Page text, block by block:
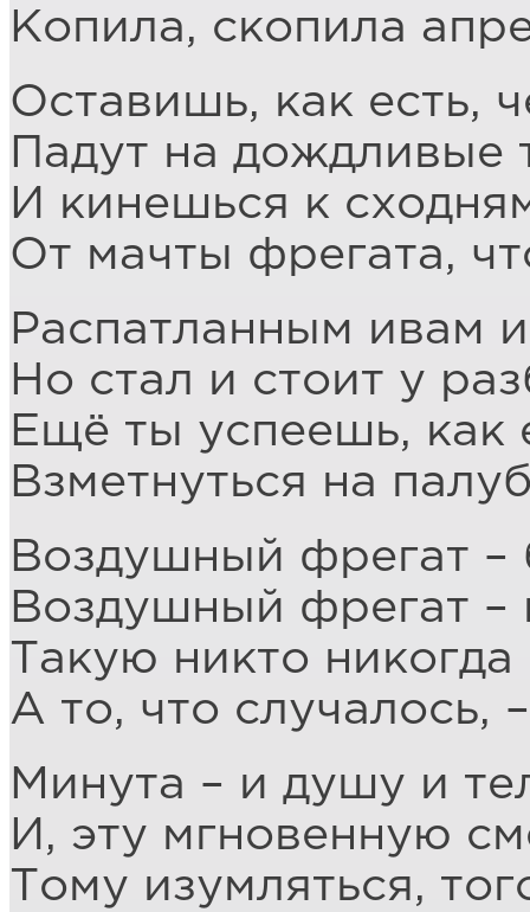
Копила, скопила
Оставишь, как есть,
Падут на дождливые
И кинешься к
От мачты фрегата,
Распатланным ивам
Но стал и стоит у
Ещё ты успеешь, как
Взметнуться на
Воздушный фрегат –
Воздушный фрегат –
Такую никто
А то, что случалось,
Минута – и душу и
И, эту мгновенную
Тому изумляться,